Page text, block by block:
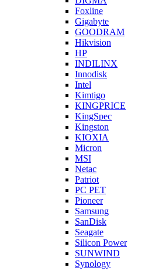
Foxline
Gigabyte
GOODRAM
Hikvision
HP
INDILINX
Innodisk
Intel
Kimtigo
KINGPRICE
KingSpec
Kingston
KIOXIA
Micron
MSI
Netac
Patriot
PC PET
Pioneer
Samsung
SanDisk
Seagate
Silicon Power
SUNWIND
Synology